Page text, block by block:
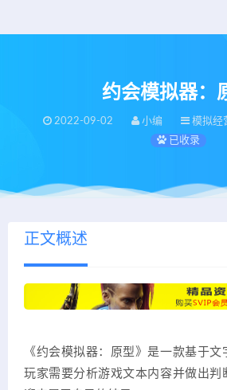
约会模拟器：
2022-09-02 小编 模拟经
已收录
正文概述
《约会模拟器：原型》是一款基于文
玩家需要分析游戏文本内容并做出判